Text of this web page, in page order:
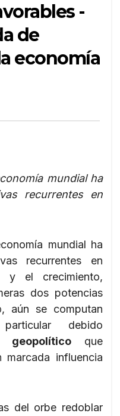
-
de
economía
mundial ha
recurrentes en
mundial ha
recurrentes en
y el crecimiento,
dos potencias
aún se computan
debido
geopolítico que
influencia
del orbe redoblar